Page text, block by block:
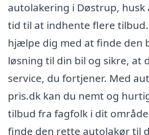
autolakering i Døstrup, husk
tid til at indhente flere
hjælpe dig med at finde den
løsning til din bil og sikre, at
service, du fortjener. Med
pris.dk kan du nemt og
tilbud fra fagfolk i dit
finde den rette autolakør til